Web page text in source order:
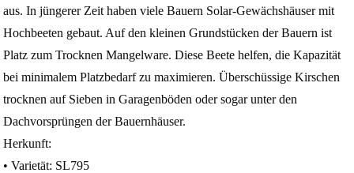
aus. In jüngerer Zeit haben viele Bauern Solar-Gewächshäuser mit
Hochbeeten gebaut. Auf den kleinen Grundstücken der Bauern ist
Platz zum Trocknen Mangelware. Diese Beete helfen, die Kapazität
bei minimalem Platzbedarf zu maximieren. Überschüssige Kirschen
trocknen auf Sieben in Garagenböden oder sogar unter den
Dachvorsprüngen der Bauernhäuser.
Herkunft:
• Varietät: SL795